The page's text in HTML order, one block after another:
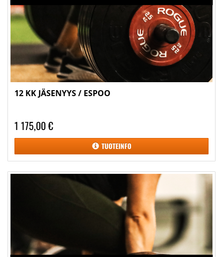
12 KK JÄSENYYS / ESPOO
1 175,00 €
TUOTEINFO